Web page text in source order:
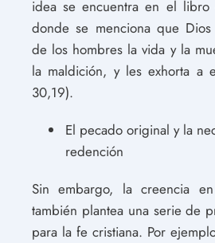
idea se encuentra en el libro
donde se menciona que
de los hombres la vida y la
la maldición, y les exhorta a
30,19).
El pecado original y la
redención
Sin embargo, la creencia
también plantea una serie de
para la fe cristiana. Por